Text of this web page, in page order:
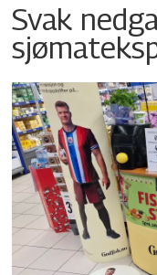
Svak